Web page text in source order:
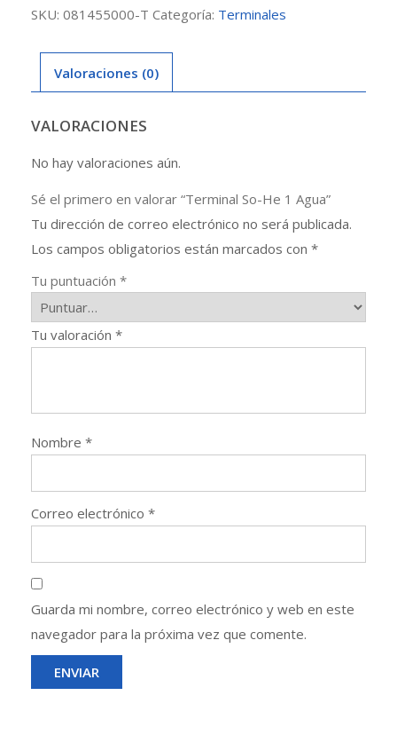
Agua
SKU: 081455000-T Categoría: Terminales
Valoraciones (0)
VALORACIONES
No hay valoraciones aún.
Sé el primero en valorar “Terminal So-He 1 Agua”
Tu dirección de correo electrónico no será publicada.
Los campos obligatorios están marcados con *
Tu puntuación *
Tu valoración *
Nombre *
Correo electrónico *
Guarda mi nombre, correo electrónico y web en este
navegador para la próxima vez que comente.